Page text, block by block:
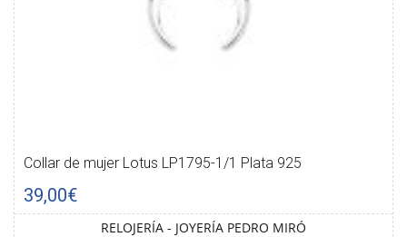
Collar de mujer Lotus LP1795-1/1 Plata 925
39,00€
RELOJERÍA - JOYERÍA PEDRO MIRÓ